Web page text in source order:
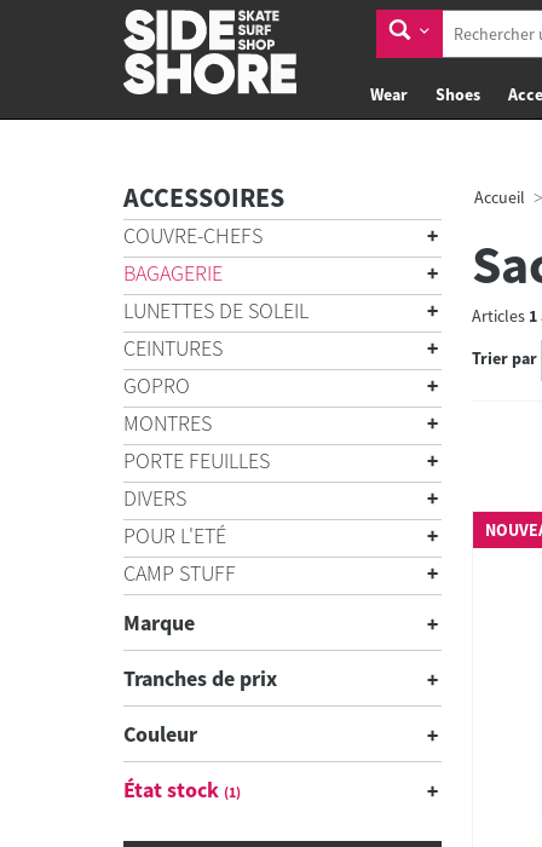
Wear Shoes
ACCESSOIRES
COUVRE-CHEFS
BAGAGERIE
LUNETTES DE SOLEIL
CEINTURES
GOPRO
MONTRES
PORTE FEUILLES
DIVERS
POUR L'ETÉ
CAMP STUFF
Marque
Tranches de prix
Couleur
État stock (1)
Accueil
Articles 1
Trier par